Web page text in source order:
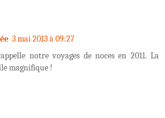
3 mai 2013 à 09:27
notre voyages de noces en 2011. La
magnifique !